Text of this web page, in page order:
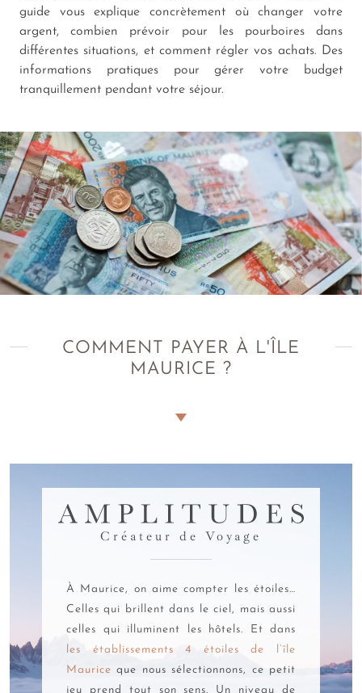
guide vous explique concrètement où changer votre
argent, combien prévoir pour les pourboires dans
différentes situations, et comment régler vos achats. Des
informations pratiques pour gérer votre budget
tranquillement pendant votre séjour.
COMMENT PAYER À L'ÎLE
MAURICE ?
Quelle est la monnaie locale officielle utilisée à l'île
l'île Maurice. Reconnaissable par son symboleRset son
code international MUR, elle se décline en plusieurs
coupures. Vous découvrirez desbillets de 25, 50, 100, 200,
500, 1000 et 2000 roupies
, chacun arborant des couleurs
distinctes et des motifs représentant le patrimoine mauricien.
pièces de 5, 10 et 20 roupies
monétaire, accompagnées de petites coupures en centimes
appelées localement "sous".
Système de conversion MUR en euro : quelle est la
valeur de 1 euro en roupies mauriciennes ?
AMPLITUDES
Créateur de Voyage
À Maurice, on aime compter les étoiles…
Celles qui brillent dans le ciel, mais aussi
celles qui illuminent les hôtels. Et dans
les établissements 4 étoiles de l’île
Maurice que nous sélectionnons, ce petit
jeu prend tout son sens. Un niveau de